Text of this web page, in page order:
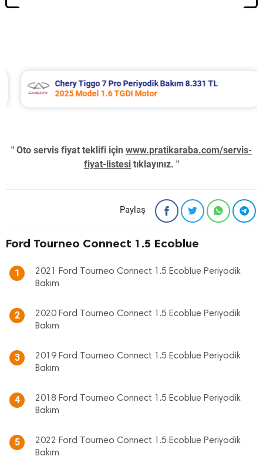
Chery Tiggo 7 Pro Periyodik Bakım 8.331 TL
2025 Model 1.6 TGDI Motor
" Oto servis fiyat teklifi için www.pratikaraba.com/servis-
fiyat-listesi tıklayınız. "
Paylaş
Ford Tourneo Connect 1.5 Ecoblue
1
2021 Ford Tourneo Connect 1.5 Ecoblue Periyodik
Bakım
2
2020 Ford Tourneo Connect 1.5 Ecoblue Periyodik
Bakım
3
2019 Ford Tourneo Connect 1.5 Ecoblue Periyodik
Bakım
4
2018 Ford Tourneo Connect 1.5 Ecoblue Periyodik
Bakım
5
2022 Ford Tourneo Connect 1.5 Ecoblue Periyodik
Bakım